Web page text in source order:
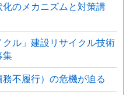
のメカニズムと対策講
クル」建設リサイクル技術
集
務不履行）の危機が迫る